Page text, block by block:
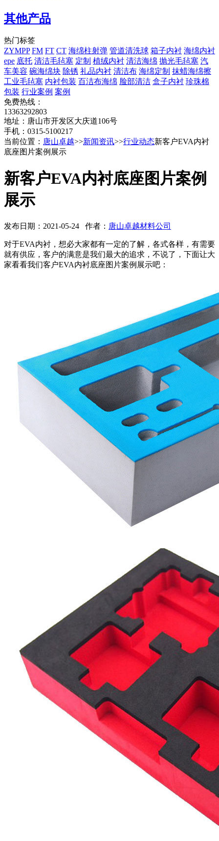
其他产品
热门标签
ZYMPP FM FT CT 海绵柱射弹 管道清洗球 箱子内衬 海绵内衬
epe 底托 清洁毛毡塞 定制 植绒内衬 清洁海绵 抛光毛毡塞 汽
车美容 碗海绵块 除锈 礼品内衬 清洁布 海绵定制 抹蜡海绵擦
工业毛毡塞 内衬包装 百洁布海绵 脸部清洁 盒子内衬 珍珠棉
包装 行业案例 案例
免费热线：
13363292803
地址：唐山市开发区大庆道106号
手机：0315-5100217
当前位置： 唐山卓越>>新闻资讯>>行业动态新客户EVA内衬
底座图片案例展示
新客户EVA内衬底座图片案例
展示
发布日期：2021-05-24 作者： 唐山卓越材料公司
对于EVA内衬，想必大家都有一定的了解，各式各样，有需要
就有供应，客户的满意是我们最大的追求，不说了，下面让大
家看看我们客户EVA内衬底座图片案例展示吧：